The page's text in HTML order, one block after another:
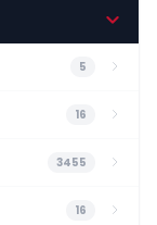
5
16
3455
16